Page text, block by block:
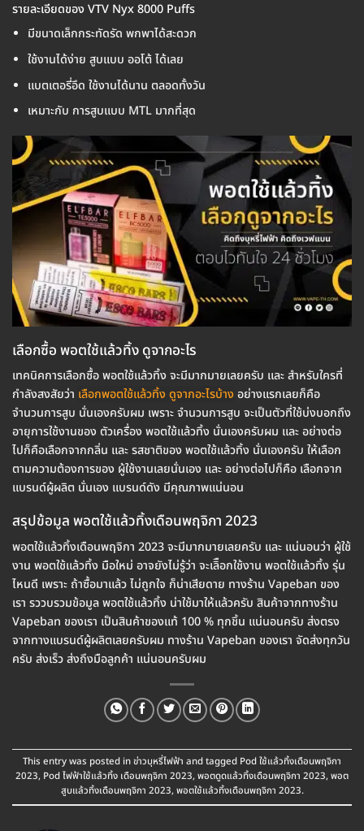
รายละเอียดของ VTV Nyx 8000 Puffs
มีขนาดเล็กกระทัดรัด พกพาได้สะดวก
ใช้งานได้ง่าย สูบแบบ ออโต้ ได้เลย
แบตเตอรี่อึด ใช้งานได้นาน ตลอดทั้งวัน
เหมาะกับ การสูบแบบ MTL มากที่สุด
เลือกซื้อ พอตใช้แล้วทิ้ง ดูจากอะไร
เทคนิคการเลือกซื้อ พอตใช้แล้วทิ้ง จะมีมากมายเลยครับ และ สำหรับใครที่
กำลังสงสัยว่า เลือกพอตใช้แล้วทิ้ง ดูจากอะไรบ้างอย่างแรกเลยก็คือ
จำนวนการสูบ นั่นเองครับผม เพราะ จำนวนการสูบ จะเป็นตัวที่ใช้บ่งบอกถึง
อายุการใช้งานของ ตัวเครื่อง พอตใช้แล้วทิ้ง นั่นเองครับผม และ อย่างต่อ
ไปก็คือเลือกจากกลิ่น และ รสชาติของ พอตใช้แล้วทิ้ง นั่นเองครับ ให้เลือก
ตามความต้องการของ ผู้ใช้งานเลยนั่นเอง และ อย่างต่อไปก็คือ เลือกจาก
แบรนด์ผู้ผลิต นั่นเอง แบรนด์ดัง มีคุณภาพแน่นอน
สรุปข้อมูล พอตใช้แล้วทิ้งเดือนพฤจิกา 2023
พอตใช้แล้วทิ้งเดือนพฤจิกา 2023 จะมีมากมายเลยครับ และ แน่นอนว่า ผู้ใช้
งาน พอตใช้แล้วทิ้ง มือใหม่ อาจยังไม่รู้ว่า จะเลิือกใช้งาน พอตใช้แล้วทิ้ง รุ่น
ไหนดี เพราะ ถ้าซื้อมาแล้ว ไม่ถูกใจ ก็น่าเสียดาย ทางร้าน Vapeban ของ
เรา รววบรวมข้อมูล พอตใช้แล้วทิ้ง น่าใช้มาให้แล้วครับ สินค้าจากทางร้าน
Vapeban ของเรา เป็นสินค้าของแท้ 100 % ทุกชิ้น แน่นอนครับ ส่งตรง
จากทางแบรนด์ผู้ผลิตเลยครับผม ทางร้าน Vapeban ของเรา จัดส่งทุกวัน
ครับ ส่งเร็ว ส่งถึงมือลูกค้า แน่นอนครับผม
This entry was posted inข่าวบุหรี่ไฟฟ้า and tagged Pod ใช้แล้วทิ้งเดือนพฤจิกา
2023, Pod ไฟฟ้าใช้แล้วทิ้ง เดือนพฤจิกา 2023, พอตดูดแล้วทิ้งเดือนพฤจิกา 2023, พอต
สูบแล้วทิ้งเดือนพฤจิกา 2023, พอตใช้แล้วทิ้งเดือนพฤจิกา 2023.